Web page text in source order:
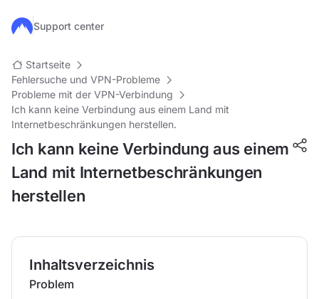
Zum Hauptinhalt springen
Support center
Startseite
Fehlersuche und VPN-Probleme
Probleme mit der VPN-Verbindung
Ich kann keine Verbindung aus einem Land mit
Internetbeschränkungen herstellen.
Ich kann keine Verbindung aus einem
Land mit Internetbeschränkungen
herstellen
Inhaltsverzeichnis
Problem